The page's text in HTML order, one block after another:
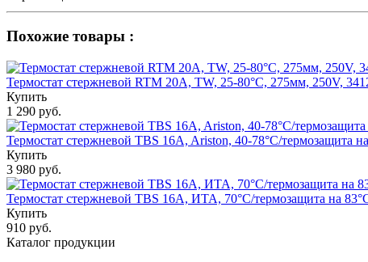
Похожие товары :
Термостат стержневой RTM 20A, TW, 25-80°С, 275мм, 250V,
Купить
1 290 руб.
Термостат стержневой TBS 16A, Ariston, 40-78°С/термозащита
Купить
3 980 руб.
Термостат стержневой TBS 16A, ИТА, 70°С/термозащита на
Купить
910 руб.
Каталог продукции